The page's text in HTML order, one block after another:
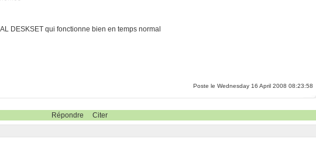
DESKSET qui fonctionne bien en temps normal
Poste le Wednesday 16 April 2008 08:23:58
Répondre Citer